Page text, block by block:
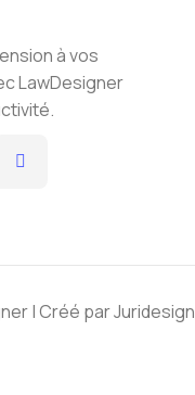
à vos
LawDesigner
| Créé parJuridesign